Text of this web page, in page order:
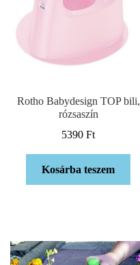
Rotho Babydesign TOP bili,
rózsaszín
5390 Ft
Kosárba teszem